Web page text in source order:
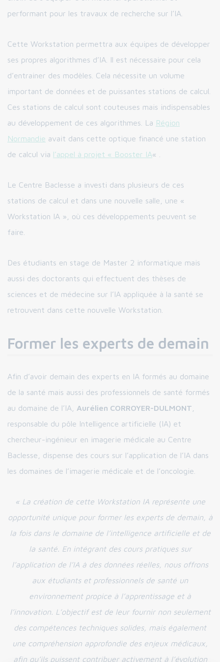
performant pour les travaux de recherche sur l’IA.
Cette Workstation permettra aux équipes de développer
ses propres algorithmes d’IA. Il est nécessaire pour cela
d’entrainer des modèles. Cela nécessite un volume
important de données et de puissantes stations de calcul.
Ces stations de calcul sont couteuses mais indispensables
au développement de ces algorithmes. La Région
Normandie avait dans cette optique financé une station
de calcul via l’appel à projet « Booster IA« .
Le Centre Baclesse a investi dans plusieurs de ces
stations de calcul et dans une nouvelle salle, une «
Workstation IA », où ces développements peuvent se
faire.
Des étudiants en stage de Master 2 informatique mais
aussi des doctorants qui effectuent des thèses de
sciences et de médecine sur l’IA appliquée à la santé se
retrouvent dans cette nouvelle Workstation.
Former les experts de demain
Afin d’avoir demain des experts en IA formés au domaine
de la santé mais aussi des professionnels de santé formés
au domaine de l’IA, Aurélien CORROYER-DULMONT
responsable du pôle Intelligence artificielle (IA) et
chercheur-ingénieur en imagerie médicale au Centre
Baclesse, dispense des cours sur l’application de l’IA dans
les domaines de l’imagerie médicale et de l’oncologie.
« La création de cette Workstation IA représente une
opportunité unique pour former les experts de demain, à
la fois dans le domaine de l’intelligence artificielle et de
la santé. En intégrant des cours pratiques sur
l’application de l’IA à des données réelles, nous offrons
aux étudiants et professionnels de santé un
environnement propice à l’apprentissage et à
l’innovation. L’objectif est de leur fournir non seulement
des compétences techniques solides, mais également
une compréhension approfondie des enjeux médicaux,
afin qu’ils puissent contribuer activement à l’évolution